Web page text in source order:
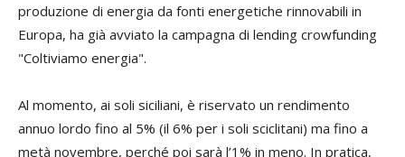
produzione di energia da fonti energetiche rinnovabili in
Europa, ha già avviato la campagna di lending crowfunding
"Coltiviamo energia".
Al momento, ai soli siciliani, è riservato un rendimento
annuo lordo fino al 5% (il 6% per i soli sciclitani) ma fino a
metà novembre, perché poi sarà l’1% in meno. In pratica,